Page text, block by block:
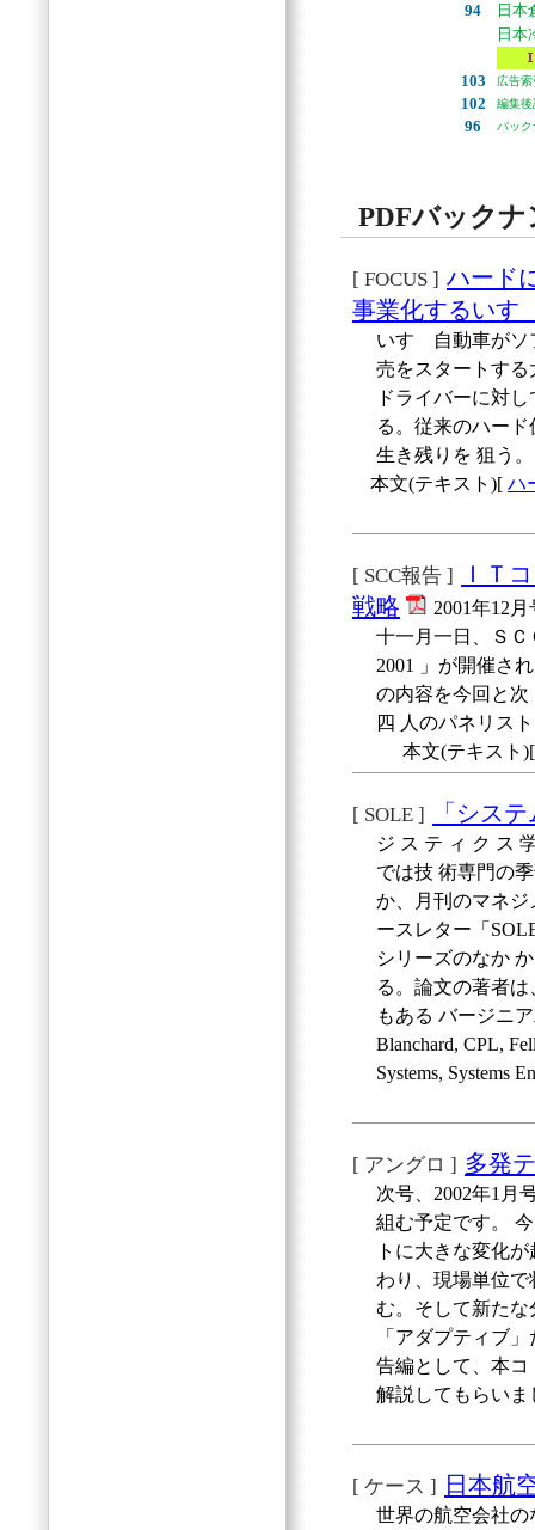
94
日
日
103 広告索
102 編集後
96 バック
PDFバックナ
[ FOCUS ] ハード
事業化するいす
いすゞ自動車が
売をスタートす
ドライバーに対
る。従来のハー
生き残りを 狙う。
本文(テキスト)[ ハ
[ SCC報告 ]
ＩＴ
戦略
2001年12月
十一月一日、ＳＣ
2001 」が開催さ
の内容を今回と
四 人のパネリス
本文(テキスト
[ SOLE ] 「シス
ジ ス テ ィ ク ス
では技 術専門の
か、月刊のマネジ
ースレター「
シリーズのなか
る。論文の著者
もある バージニ
Blanchard, CPL,
Systems, Systems
[ アングロ ] 多発
次号、2002年1月
組む予定です。
トに大きな変化
わり、現場単位
む。そして新た
「アダプティブ
告編として、本
解説してもらいま
[ ケース ] 日本航
世界の航空会社